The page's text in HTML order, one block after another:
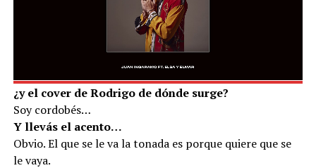
¿y el cover de Rodrigo de dónde surge?
Soy cordobés…
Y llevás el acento…
Obvio. El que se le va la tonada es porque quiere que se
le vaya.